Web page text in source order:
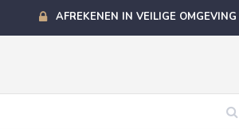
AFREKENEN IN VEILIGE OMGEVING